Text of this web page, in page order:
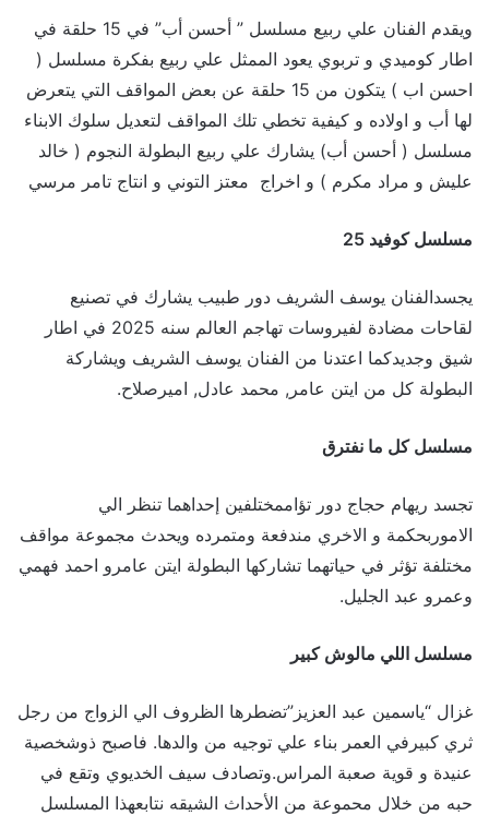
ويقدم الفنان علي ربيع مسلسل ” أحسن أب” في 15 حلقة في
اطار كوميدي و تربوي يعود الممثل علي ربيع بفكرة مسلسل (
احسن اب ) يتكون من 15 حلقة عن بعض المواقف التي يتعرض
لها أب و اولاده و كيفية تخطي تلك المواقف لتعديل سلوك الابناء
مسلسل ( أحسن أب) يشارك علي ربيع البطولة النجوم ( خالد
عليش و مراد مكرم ) و اخراج معتز التوني و انتاج تامر مرسي
مسلسل كوفيد 25
يجسدالفنان يوسف الشريف دور طبيب يشارك في تصنيع
لقاحات مضادة لفيروسات تهاجم العالم سنه 2025 في اطار
شيق وجديدكما اعتدنا من الفنان يوسف الشريف ويشاركة
البطولة كل من ايتن عامر, محمد عادل, اميرصلاح.
مسلسل كل ما نفترق
تجسد ريهام حجاج دور تؤاممختلفين إحداهما تنظر الي
الاموربحكمة و الاخري مندفعة ومتمرده ويحدث مجموعة مواقف
مختلفة تؤثر في حياتهما تشاركها البطولة ايتن عامرو احمد فهمي
وعمرو عبد الجليل.
مسلسل اللي مالوش كبير
غزال “ياسمين عبد العزيز”تضطرها الظروف الي الزواج من رجل
ثري كبيرفي العمر بناء علي توجيه من والدها. فاصبح ذوشخصية
عنيدة و قوية صعبة المراس.وتصادف سيف الخديوي وتقع في
حبه من خلال محموعة من الأحداث الشيقه نتابعهذا المسلسل